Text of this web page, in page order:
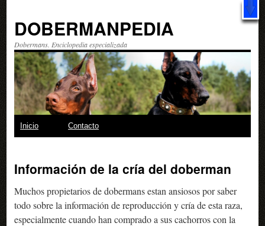
DOBERMANPEDIA
Dobermans. Enciclopedia especializada
Saltar
contenido
Inicio Contacto
Información de la cría del doberman
Muchos propietarios de dobermans estan ansiosos por saber
todo sobre la información de reproducción y cría de esta raza,
especialmente cuando han comprado a sus cachorros con la